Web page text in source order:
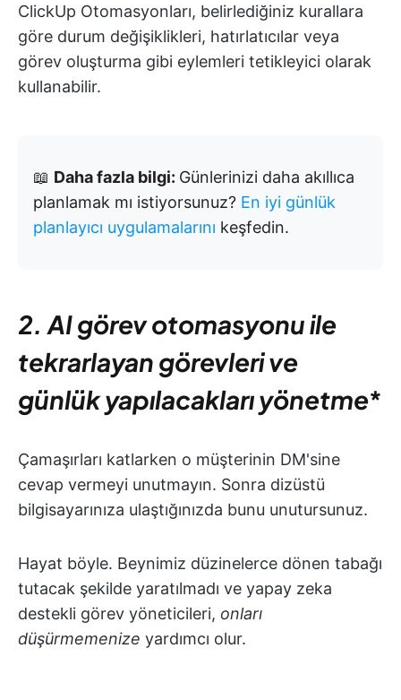
ClickUp Otomasyonları, belirlediğiniz kurallara
göre durum değişiklikleri, hatırlatıcılar veya
görev oluşturma gibi eylemleri tetikleyici olarak
kullanabilir.
📖 Daha fazla bilgi: Günlerinizi daha akıllıca
planlamak mı istiyorsunuz? En iyi günlük
planlayıcı uygulamalarını keşfedin.
2. AI görev otomasyonu ile
tekrarlayan görevleri ve
günlük yapılacakları yönetme*
Çamaşırları katlarken o müşterinin DM'sine
cevap vermeyi unutmayın. Sonra dizüstü
bilgisayarınıza ulaştığınızda bunu unutursunuz.
Hayat böyle. Beynimiz düzinelerce dönen tabağı
tutacak şekilde yaratılmadı ve yapay zeka
destekli görev yöneticileri, onları
düşürmemenize yardımcı olur.